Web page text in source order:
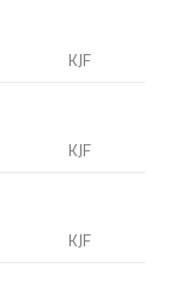
KJF
KJF
KJF